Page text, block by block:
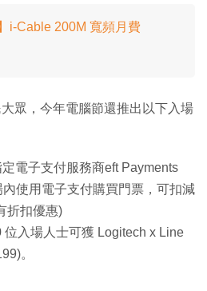
i-Cable 200M 寬頻月費
眾，今年電腦節還推出以下入場
電子支付服務商eft Payments
使用電子支付購買門票，可扣減
折扣優惠)
位入場人士可獲 Logitech x Line
。